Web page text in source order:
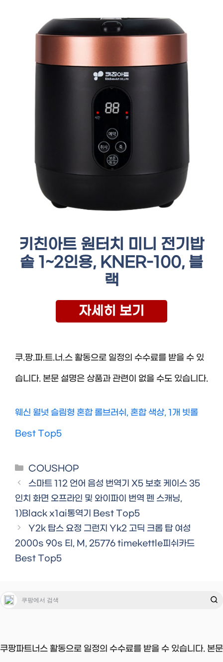
키친아트 원터치 미니 전기밥
솥 1~2인용, KNER-100, 블
랙
자세히 보기
쿠.팡.파.트.너.스 활동으로 일정의 수수료를 받을 수 있
습니다. 본문 설명은 상품과 관련이 없을 수도 있습니다.
웨신 월넛 슬림형 혼합 롤브러쉬, 혼합 색상, 1개 빗롤
Best Top5
Categories
COUSHOP
스마트 112 언어 음성 번역기 X5 보호 케이스 35
인치 화면 오프라인 및 와이파이 번역 펜 스캐닝,
1)Black x1ai통역기 Best Top5
Y2k 탑스 요정 그런지 Yk2 고딕 크롭 탑 여성
2000s 90s 티, M, 25776 timekettle피쉬카드
Best Top5
쿠팡파트너스 활동으로 일정의 수수료를 받을 수 있습니다. 본문